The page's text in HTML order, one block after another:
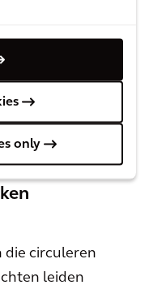
only
Geert
circuleren
leiden